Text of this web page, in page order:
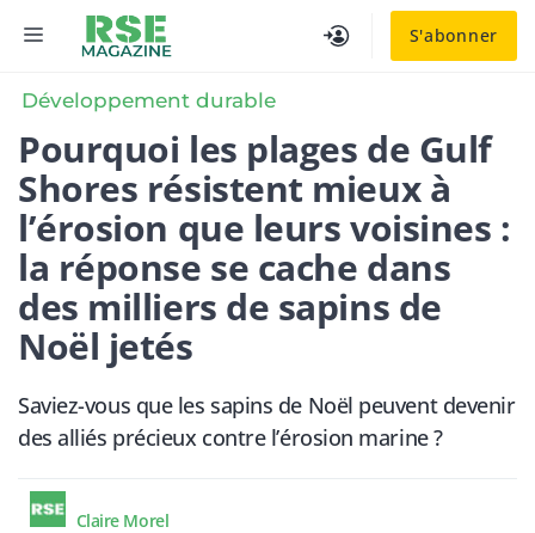
S'abonner
MENU
Développement durable
Pourquoi les plages de Gulf
Shores résistent mieux à
l’érosion que leurs voisines :
la réponse se cache dans
des milliers de sapins de
Noël jetés
Saviez-vous que les sapins de Noël peuvent devenir
des alliés précieux contre l’érosion marine ?
Claire Morel